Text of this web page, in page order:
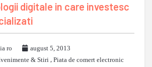
digitale in care investesc
ro
august 5, 2013
& Stiri, Piata de comert electronic